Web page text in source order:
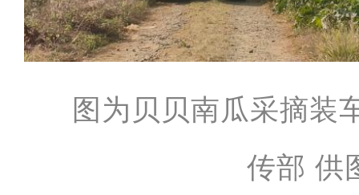
图为贝贝南瓜采摘装
传部 供